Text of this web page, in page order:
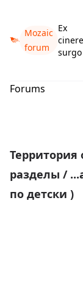
Mozaic
forum
Ex
cinere
surgo
Forums
разделы /
по детски )